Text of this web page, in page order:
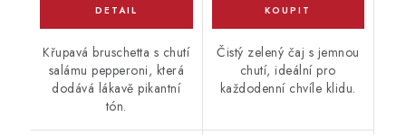
Křupavá bruschetta s chutí
salámu pepperoni, která
dodává lákavě pikantní
tón.
Čistý zelený čaj s jemnou
chutí, ideální pro
každodenní chvíle klidu.